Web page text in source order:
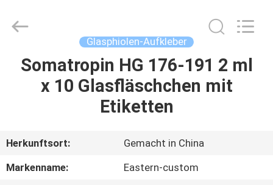
HAUS
ÜBER
UNS
Glasphiolen-Aufkleber
Somatropin HG 176-191 2 ml
x 10 Glasfläschchen mit
Etiketten
Herkunftsort:
Gemacht in China
Markenname:
Eastern-custom